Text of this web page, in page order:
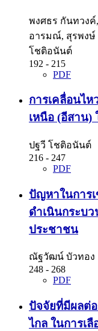
พงศธร กันทวง
อารมณ์, สุรพงษ์
โชติอนันต์
192 - 215
PDF
การเคลื่อนไ
เหนือ (อีสาน)
ปฐวี โชติอนันต์
216 - 247
PDF
ปัญหาในการ
ดำเนินกระบ
ประชาชน
ณัฐวัฒน์ บัวทอง
248 - 268
PDF
ปัจจัยที่มีผลต่
ไกล ในการเ